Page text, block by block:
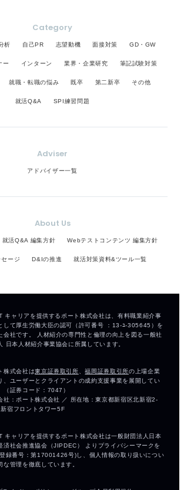
Category
析 自己PR 志望動機 面接対策 GD・GW
ー インターン 業界・企業研究 筆記試験対策
就職・転職の悩み 既卒 第二新卒 その他
就活Q&A SPI練習問題
Adviser
アドバイザー一覧
About Us
就活Q&A 編集方針 Webテストコンテンツ 編集方針
ージ D&Iの推進 就活対策資料&ツール一覧